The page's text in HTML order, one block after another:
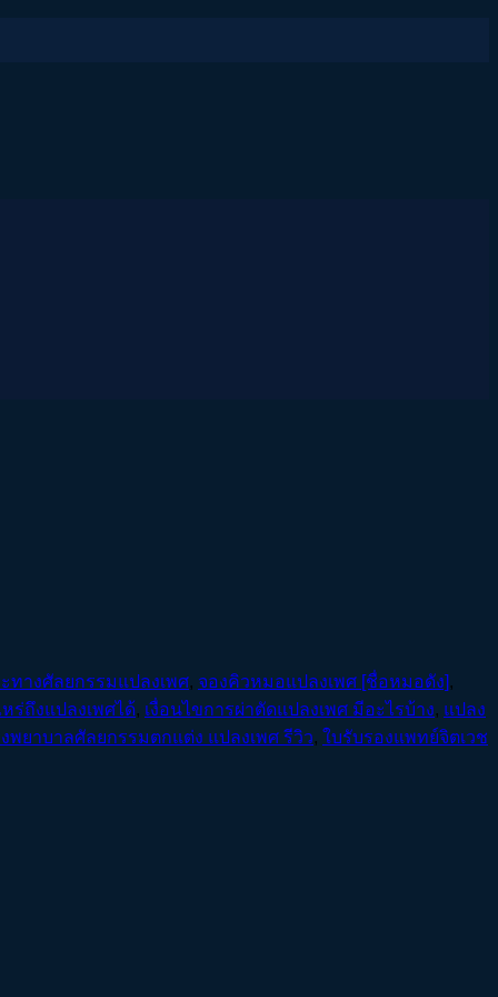
ทางศัลยกรรมแปลงเพศ, จองคิวหมอแปลงเพศ [ชื่อหมอดัง],
หร่ถึงแปลงเพศได้, เงื่อนไขการผ่าตัดแปลงเพศ มีอะไรบ้าง, แปลง
พยาบาลศัลยกรรมตกแต่ง แปลงเพศ รีวิว, ใบรับรองแพทย์จิตเวช